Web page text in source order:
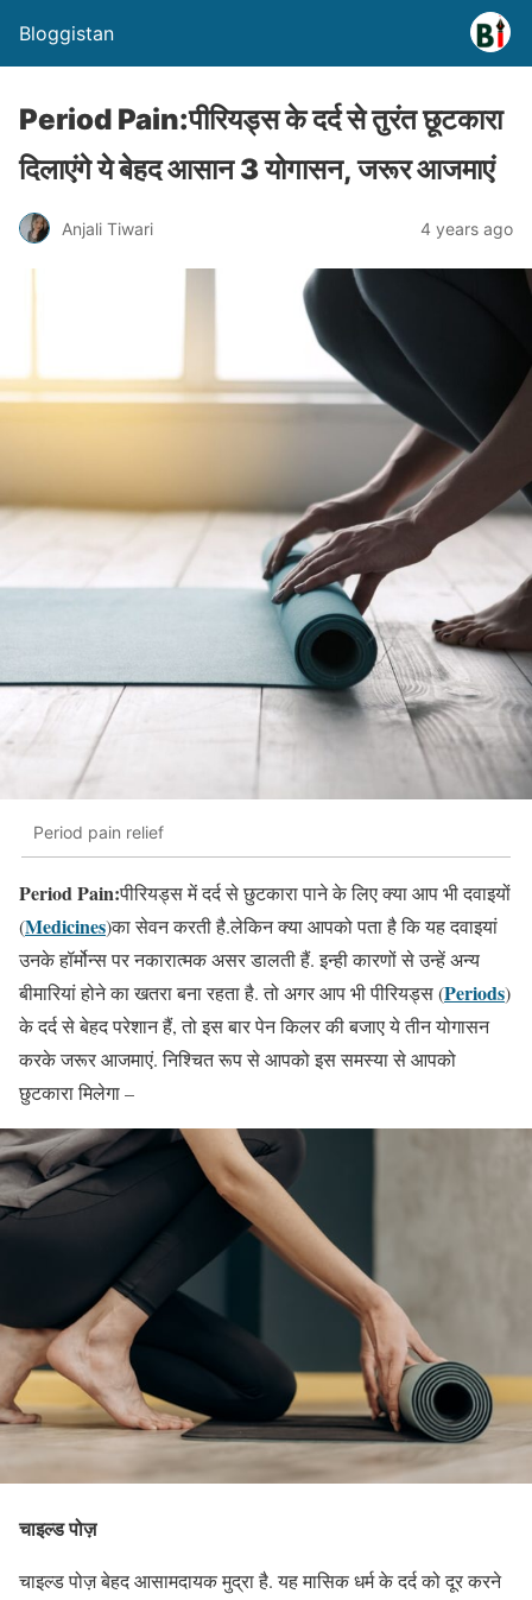
Bloggistan
Period Pain:पीरियड्स के दर्द से तुरंत छूटकारा
दिलाएंगे ये बेहद आसान 3 योगासन, जरूर आजमाएं
Anjali Tiwari 4 years ago
Period pain relief
Period Pain:पीरियड्स में दर्द से छुटकारा पाने के लिए क्या आप भी दवाइयों
(Medicines)का सेवन करती है.लेकिन क्या आपको पता है कि यह दवाइयां
उनके हॉर्मोन्स पर नकारात्मक असर डालती हैं. इन्ही कारणों से उन्हें अन्य
बीमारियां होने का खतरा बना रहता है. तो अगर आप भी पीरियड्स (Periods)
के दर्द से बेहद परेशान हैं, तो इस बार पेन किलर की बजाए ये तीन योगासन
करके जरूर आजमाएं. निश्चित रूप से आपको इस समस्या से आपको
छुटकारा मिलेगा –
चाइल्ड पोज़
चाइल्ड पोज़ बेहद आसामदायक मुद्रा है. यह मासिक धर्म के दर्द को दूर करने